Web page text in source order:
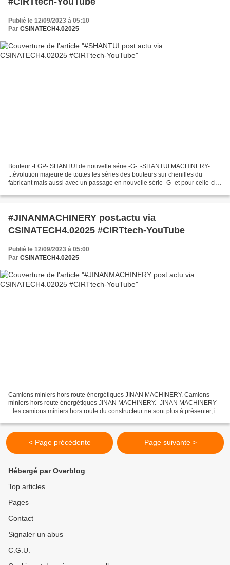
Publié le 12/09/2023 à 05:10
Par CSINATECH4.02025
Bouteur -LGP- SHANTUI de nouvelle série -G-. -SHANTUI MACHINERY-
...évolution majeure de toutes les séries des bouteurs sur chenilles du
fabricant mais aussi avec un passage en nouvelle série -G- et pour celle-ci
#JINANMACHINERY post.actu via
CSINATECH4.02025 #CIRTtech-YouTube
Publié le 12/09/2023 à 05:00
Par CSINATECH4.02025
Camions miniers hors route énergétiques JINAN MACHINERY. Camions
miniers hors route énergétiques JINAN MACHINERY. -JINAN MACHINERY-
...les camions miniers hors route du constructeur ne sont plus à présenter, ils
< Page précédente Page suivante >
Hébergé par Overblog
Top articles
Pages
Contact
Signaler un abus
C.G.U.